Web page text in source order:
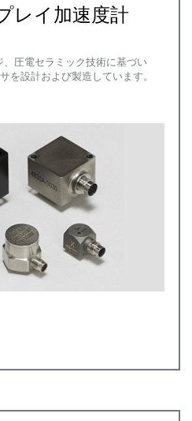
レイ加速度計
圧電セラミック技術に基づい
を設計および製造しています。